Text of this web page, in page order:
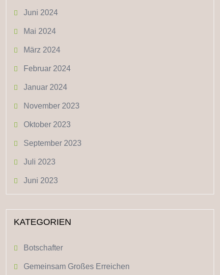
Juni 2024
Mai 2024
März 2024
Februar 2024
Januar 2024
November 2023
Oktober 2023
September 2023
Juli 2023
Juni 2023
KATEGORIEN
Botschafter
Gemeinsam Großes Erreichen